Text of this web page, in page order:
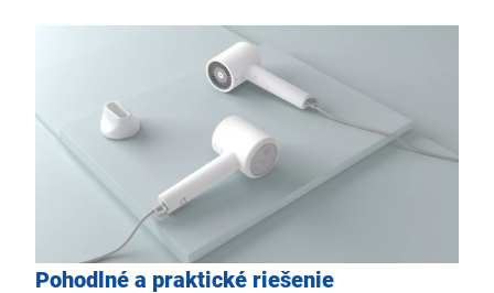
Pohodlné a praktické riešenie